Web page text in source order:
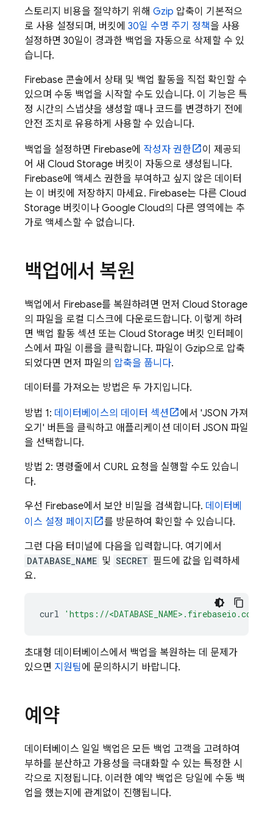
스토리지 비용을 절약하기 위해 Gzip 압축이 기본적으
로 사용 설정되며, 버킷에 30일 수명 주기 정책을 사용
설정하면 30일이 경과한 백업을 자동으로 삭제할 수 있
습니다.
Firebase 콘솔에서 상태 및 백업 활동을 직접 확인할 수
있으며 수동 백업을 시작할 수도 있습니다. 이 기능은 특
정 시간의 스냅샷을 생성할 때나 코드를 변경하기 전에
안전 조치로 유용하게 사용할 수 있습니다.
백업을 설정하면 Firebase에 작성자 권한
이 제공되
어 새 Cloud Storage 버킷이 자동으로 생성됩니다.
Firebase에 액세스 권한을 부여하고 싶지 않은 데이터
는 이 버킷에 저장하지 마세요. Firebase는 다른 Cloud
Storage 버킷이나 Google Cloud의 다른 영역에는 추
가로 액세스할 수 없습니다.
백업에서 복원
백업에서 Firebase를 복원하려면 먼저 Cloud Storage
의 파일을 로컬 디스크에 다운로드합니다. 이렇게 하려
면 백업 활동 섹션 또는 Cloud Storage 버킷 인터페이
스에서 파일 이름을 클릭합니다. 파일이 Gzip으로 압축
되었다면 먼저 파일의 압축을 풉니다.
데이터를 가져오는 방법은 두 가지입니다.
방법 1: 데이터베이스의 데이터 섹션
에서 'JSON 가져
오기' 버튼을 클릭하고 애플리케이션 데이터 JSON 파일
을 선택합니다.
방법 2: 명령줄에서 CURL 요청을 실행할 수도 있습니
다.
우선 Firebase에서 보안 비밀을 검색합니다. 데이터베
이스 설정 페이지
를 방문하여 확인할 수 있습니다.
그런 다음 터미널에 다음을 입력합니다. 여기에서
DATABASE_NAME 및 SECRET 필드에 값을 입력하세
요.
curl 'https://<DATABASE_NAME>.firebaseio.com/
초대형 데이터베이스에서 백업을 복원하는 데 문제가
있으면 지원팀에 문의하시기 바랍니다.
예약
데이터베이스 일일 백업은 모든 백업 고객을 고려하여
부하를 분산하고 가용성을 극대화할 수 있는 특정한 시
각으로 지정됩니다. 이러한 예약 백업은 당일에 수동 백
업을 했는지에 관계없이 진행됩니다.